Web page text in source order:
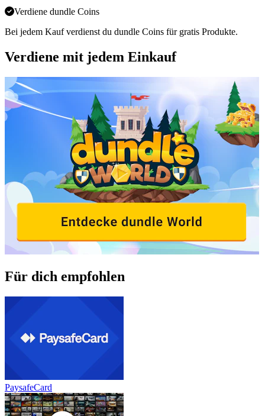
Verdiene dundle Coins
Bei jedem Kauf verdienst du dundle Coins für gratis Produkte.
Verdiene mit jedem Einkauf
Für dich empfohlen
PaysafeCard